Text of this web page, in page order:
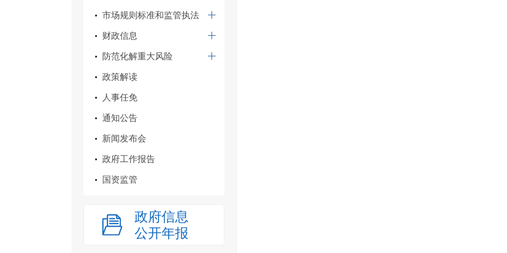
市场规则标准和监管执法
财政信息
防范化解重大风险
政策解读
人事任免
通知公告
新闻发布会
政府工作报告
国资监管
政府信息
公开年报